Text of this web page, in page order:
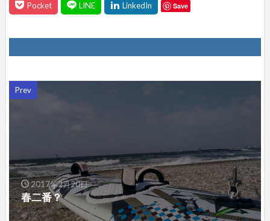
Save
Prev
2017年2月20日
春二番？